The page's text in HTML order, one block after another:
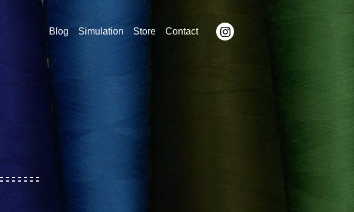
Blog Simulation Store Contact